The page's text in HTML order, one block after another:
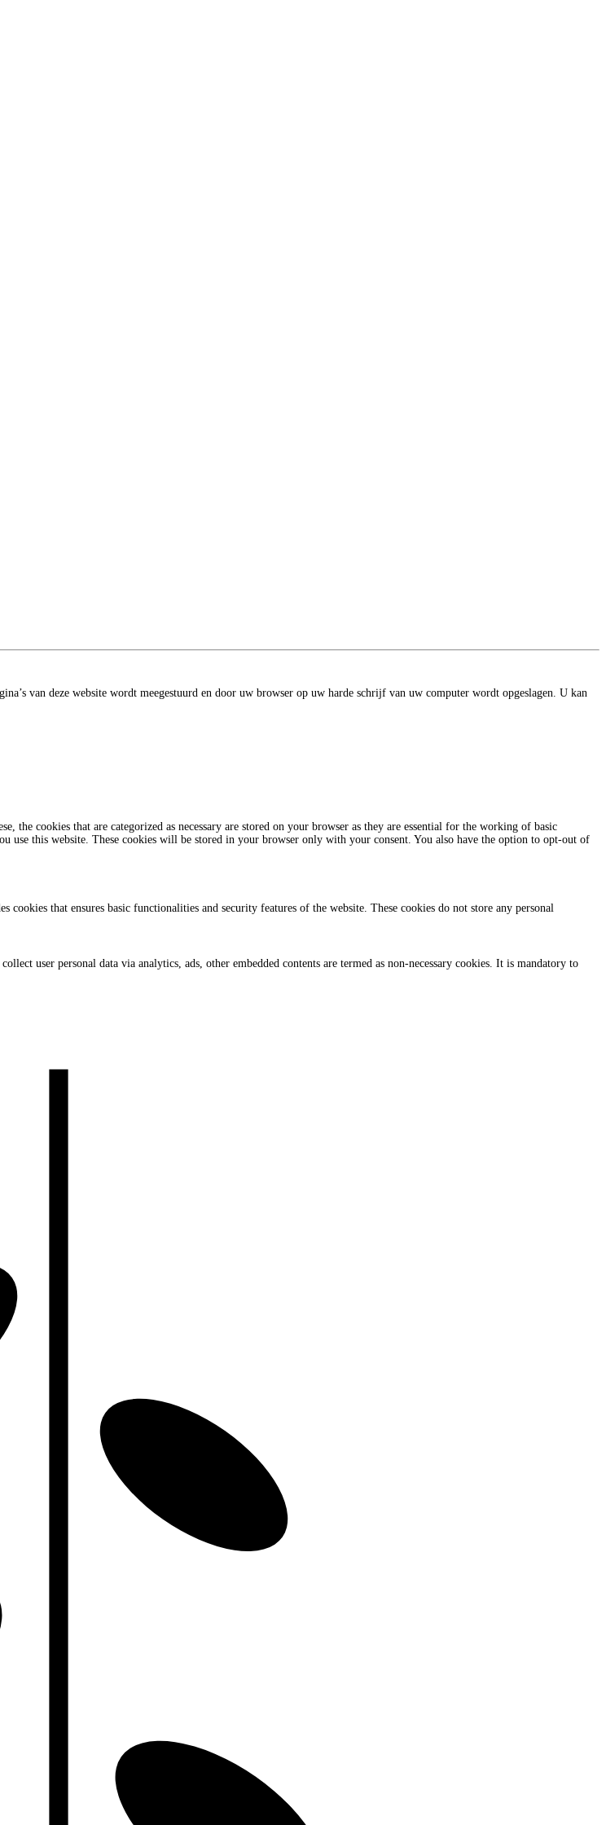
van deze website wordt meegestuurd en door uw browser op uw harde schrijf van uw computer wordt opgeslagen. U kan
cookies that are categorized as necessary are stored on your browser as they are essential for the working of basic
use this website. These cookies will be stored in your browser only with your consent. You also have the option to opt-out of
that ensures basic functionalities and security features of the website. These cookies do not store any personal
user personal data via analytics, ads, other embedded contents are termed as non-necessary cookies. It is mandatory to